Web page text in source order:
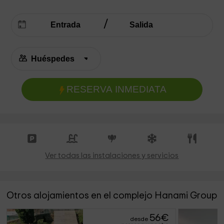
RESERVA INMEDIATA
Ver todas las instalaciones y servicios
Otros alojamientos en el complejo Hanami Group
desde 56€